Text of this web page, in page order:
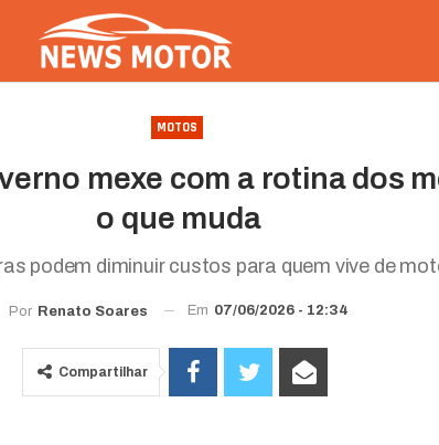
MOTOS
mexe com a rotina dos
o que muda
podem diminuir custos para quem vive de
Por Renato Soares Em 07/06/2026 - 12:34
Compartilhar